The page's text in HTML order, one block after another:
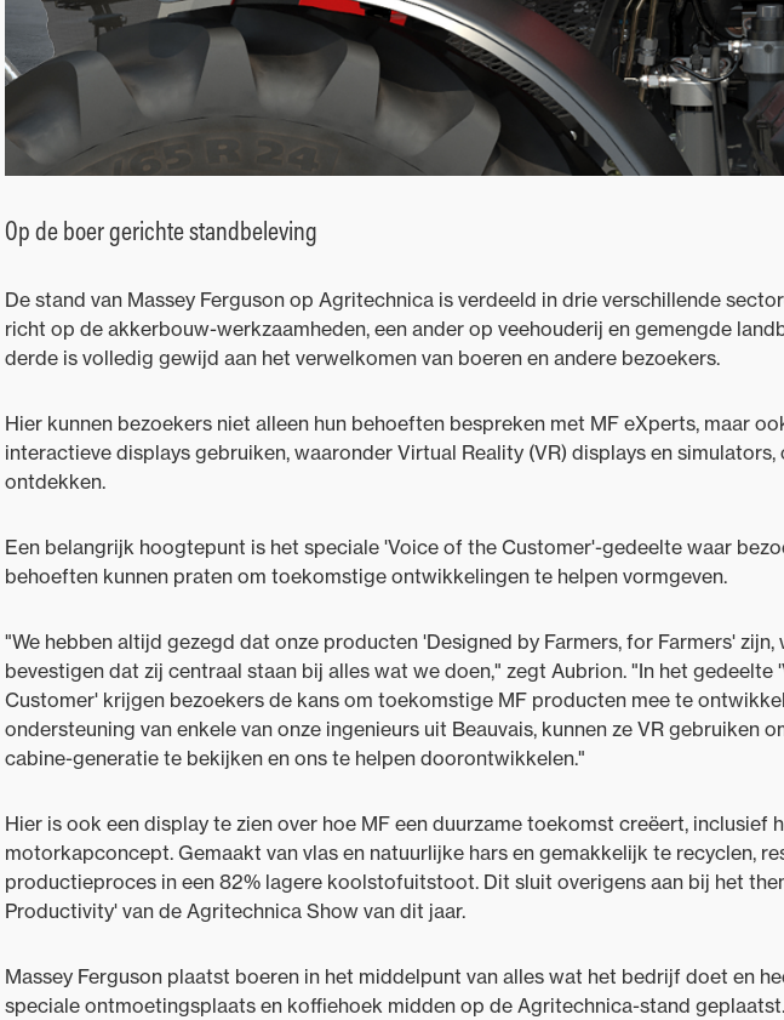
Op de boer gerichte standbeleving
De stand van Massey Ferguson op Agritechnica is verdeeld in drie verschillende
richt op de akkerbouw-werkzaamheden, een ander op veehouderij en gemengde
derde is volledig gewijd aan het verwelkomen van boeren en andere bezoekers.
Hier kunnen bezoekers niet alleen hun behoeften bespreken met MF eXperts, maar
interactieve displays gebruiken, waaronder Virtual Reality (VR) displays en simulators,
ontdekken.
Een belangrijk hoogtepunt is het speciale 'Voice of the Customer'-gedeelte waar
behoeften kunnen praten om toekomstige ontwikkelingen te helpen vormgeven.
"We hebben altijd gezegd dat onze producten 'Designed by Farmers, for Farmers' zijn,
bevestigen dat zij centraal staan bij alles wat we doen," zegt Aubrion. "In het gedeelte
Customer' krijgen bezoekers de kans om toekomstige MF producten mee te
ondersteuning van enkele van onze ingenieurs uit Beauvais, kunnen ze VR gebruiken
cabine-generatie te bekijken en ons te helpen doorontwikkelen."
Hier is ook een display te zien over hoe MF een duurzame toekomst creëert, inclusief
motorkapconcept. Gemaakt van vlas en natuurlijke hars en gemakkelijk te recyclen,
productieproces in een 82% lagere koolstofuitstoot. Dit sluit overigens aan bij het
Productivity' van de Agritechnica Show van dit jaar.
Massey Ferguson plaatst boeren in het middelpunt van alles wat het bedrijf doet en
speciale ontmoetingsplaats en koffiehoek midden op de Agritechnica-stand